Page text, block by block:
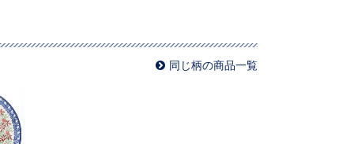
同じ柄の商品一覧